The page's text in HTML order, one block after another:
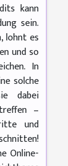
kann
sein.
lohnt es
und so
In
solche
dabei
–
und
Online-